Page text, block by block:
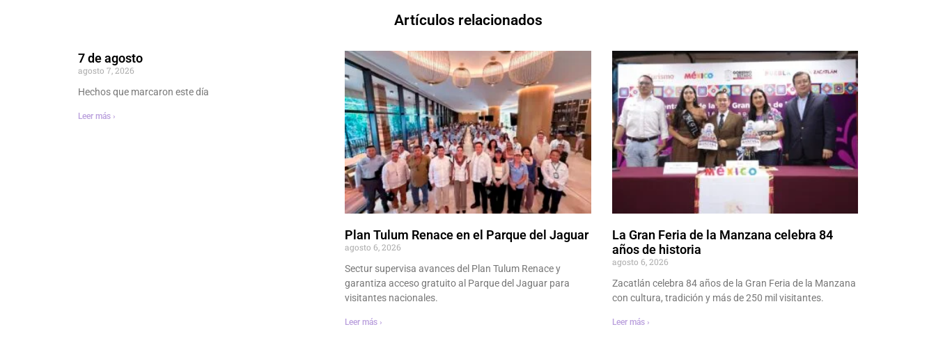
Artículos relacionados
7 de agosto
agosto 7, 2026
Hechos que marcaron este día
Leer más ›
Plan Tulum Renace en el Parque del Jaguar
agosto 6, 2026
Sectur supervisa avances del Plan Tulum Renace y
garantiza acceso gratuito al Parque del Jaguar para
visitantes nacionales.
Leer más ›
La Gran Feria de la Manzana celebra 84
años de historia
agosto 6, 2026
Zacatlán celebra 84 años de la Gran Feria de la Manzana
con cultura, tradición y más de 250 mil visitantes.
Leer más ›